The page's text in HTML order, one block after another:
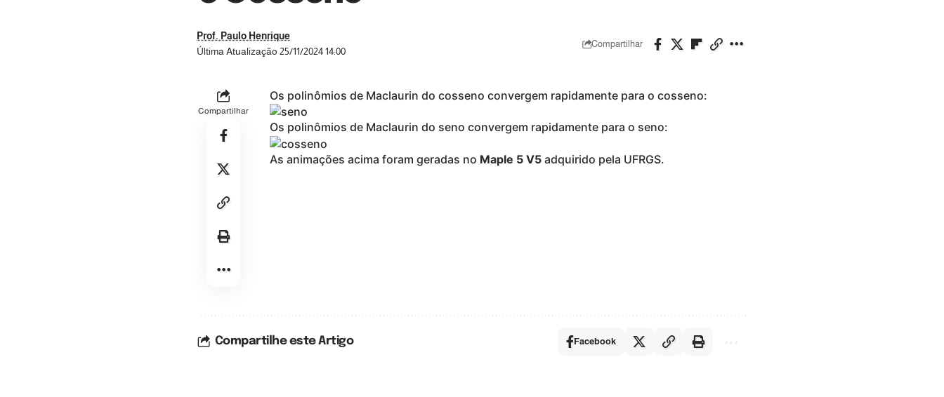
Última Atualização 25/11/2024 14:00
Prof. Paulo Henrique
Compartilhar
Compartilhar
Os polinômios de Maclaurin do cosseno convergem rapidamente para o cosseno:
Os polinômios de Maclaurin do seno convergem rapidamente para o seno:
As animações acima foram geradas no Maple 5 V5 adquirido pela UFRGS.
Compartilhe este Artigo Facebook